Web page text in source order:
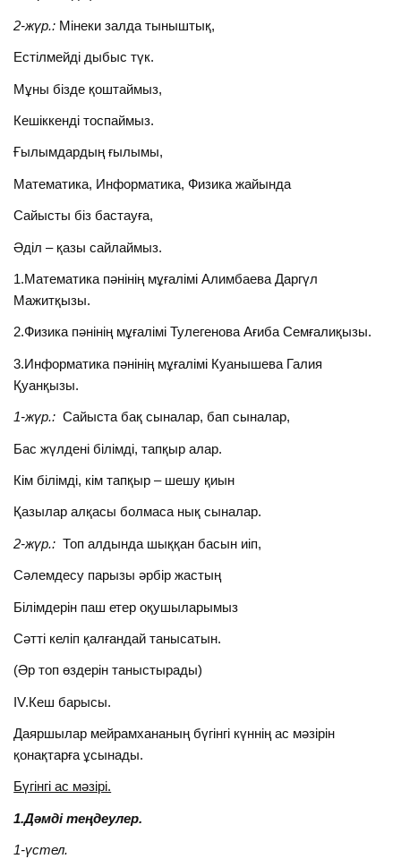
2-жүр.: Мінеки залда тыныштық,
Естілмейді дыбыс түк.
Мұны бізде қоштаймыз,
Кешіккенді тоспаймыз.
Ғылымдардың ғылымы,
Математика, Информатика, Физика жайында
Сайысты біз бастауға,
Әділ – қазы сайлаймыз.
1.Математика пәнінің мұғалімі Алимбаева Даргүл
Мажитқызы.
2.Физика пәнінің мұғалімі Тулегенова Ағиба Семғалиқызы.
3.Информатика пәнінің мұғалімі Куанышева Галия
Қуанқызы.
1-жүр.: Сайыста бақ сыналар, бап сыналар,
Бас жүлдені білімді, тапқыр алар.
Кім білімді, кім тапқыр – шешу қиын
Қазылар алқасы болмаса нық сыналар.
2-жүр.: Топ алдында шыққан басын иіп,
Сәлемдесу парызы әрбір жастың
Білімдерін паш етер оқушыларымыз
Сәтті келіп қалғандай танысатын.
(Әр топ өздерін таныстырады)
IV.Кеш барысы.
Даяршылар мейрамхананың бүгінгі күннің ас мәзірін
қонақтарға ұсынады.
Бүгінгі ас мәзірі.
1.Дәмді теңдеулер.
1-үстел.